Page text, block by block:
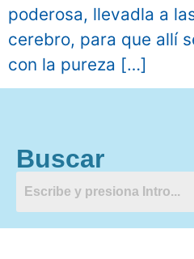
poderosa, llevadla a
cerebro, para que allí
con la pureza […]
Buscar